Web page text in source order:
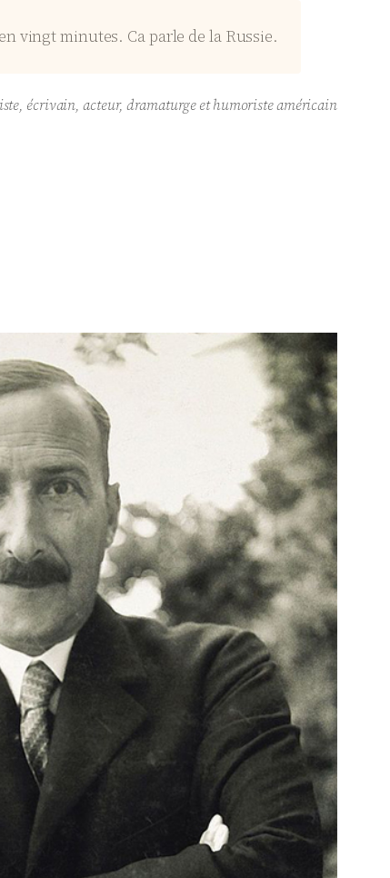
vingt minutes. Ca parle de la Russie.
écrivain, acteur, dramaturge et humoriste américain